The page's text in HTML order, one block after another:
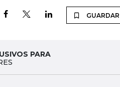
GUARDAR
PARA